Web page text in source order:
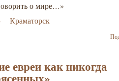
о мире…»
Краматорск
евреи как никогда